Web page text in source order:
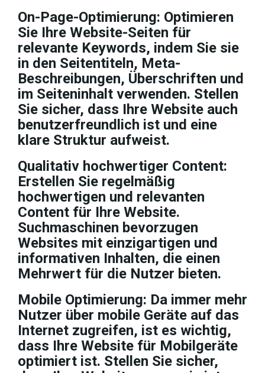
On-Page-Optimierung: Optimieren
Sie Ihre Website-Seiten für
relevante Keywords, indem Sie sie
in den Seitentiteln, Meta-
Beschreibungen, Überschriften und
im Seiteninhalt verwenden. Stellen
Sie sicher, dass Ihre Website auch
benutzerfreundlich ist und eine
klare Struktur aufweist.
Qualitativ hochwertiger Content:
Erstellen Sie regelmäßig
hochwertigen und relevanten
Content für Ihre Website.
Suchmaschinen bevorzugen
Websites mit einzigartigen und
informativen Inhalten, die einen
Mehrwert für die Nutzer bieten.
Mobile Optimierung: Da immer mehr
Nutzer über mobile Geräte auf das
Internet zugreifen, ist es wichtig,
dass Ihre Website für Mobilgeräte
optimiert ist. Stellen Sie sicher,